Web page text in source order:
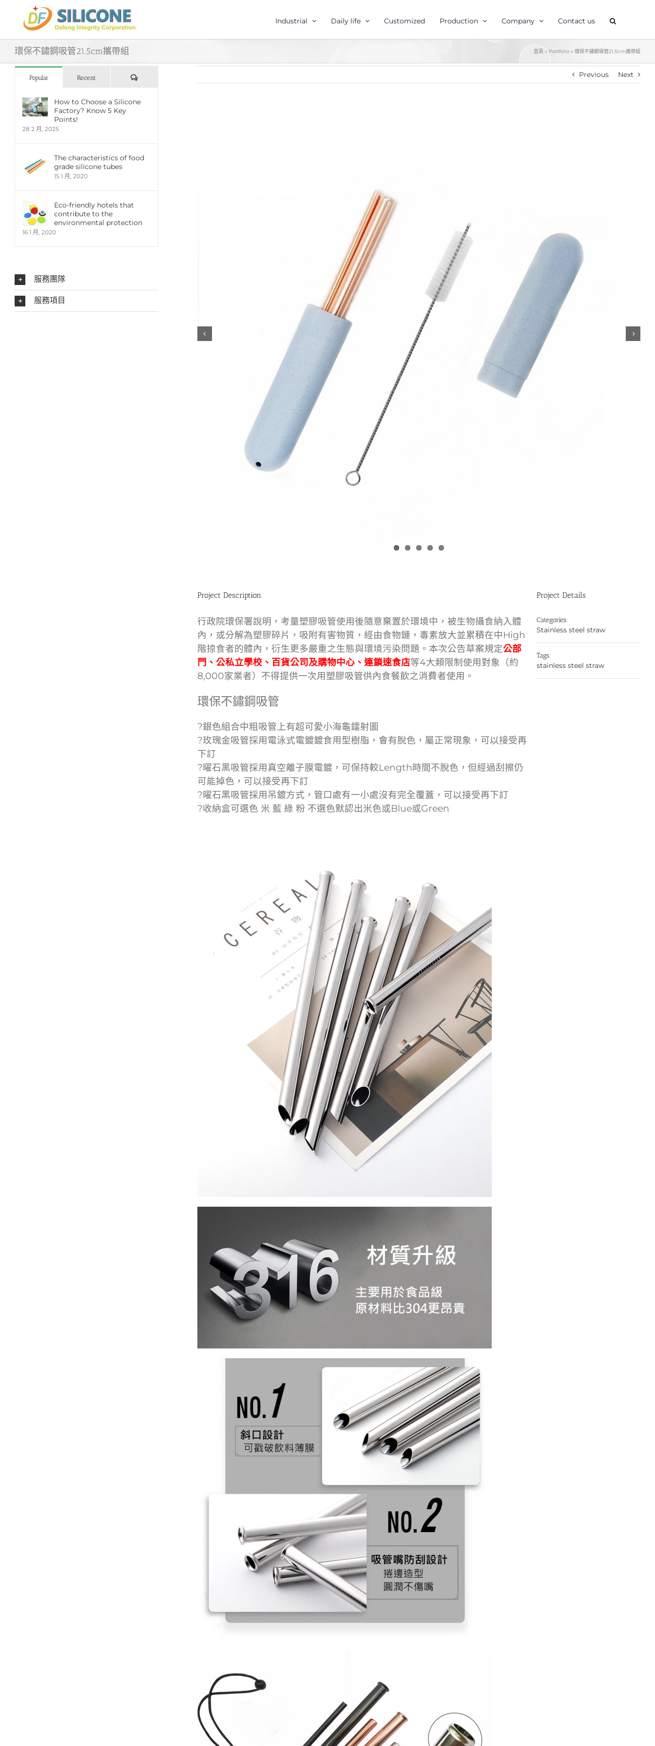
content
Industrial Daily life Customized Production Company Contact us
環保不鏽鋼吸管21.5cm攜帶組 首頁 » Portfolio » 環保不鏽鋼吸管21.5cm攜帶組
Previous Next
Project Description
行政院環保署說明，考量塑膠吸管使用後隨意棄置於環境中，被生物攝食納入體
內，或分解為塑膠碎片，吸附有害物質，經由食物鏈，毒素放大並累積在中High
階掠食者的體內，衍生更多嚴重之生態與環境污染問題。本次公告草案規定公部
門、公私立學校、百貨公司及購物中心、連鎖速食店等4大類限制使用對象（約
8,000家業者）不得提供一次用塑膠吸管供內食餐飲之消費者使用。
環保不鏽鋼吸管
?銀色組合中粗吸管上有超可愛小海龜鐳射圖
?玫瑰金吸管採用電泳式電鍍鍍食用型樹脂，會有脫色，屬正常現象，可以接受再
下訂
?曜石黑吸管採用真空離子膜電鍍，可保持較Length時間不脫色，但經過刮擦仍
可能掉色，可以接受再下訂
?曜石黑吸管採用吊鍍方式，管口處有一小處沒有完全覆蓋，可以接受再下訂
?收納盒可選色 米 藍 綠 粉 不選色默認出米色或Blue或Green
Project Details
Categories:
Stainless steel straw
Tags:
stainless steel straw
Popular Recent
評
How to Choose a Silicone
Factory? Know 5 Key
Points!
28 2 月, 2025
The characteristics of food
grade silicone tubes
15 1 月, 2020
Eco-friendly hotels that
contribute to the
environmental protection
16 1 月, 2020
服務團隊
服務項目